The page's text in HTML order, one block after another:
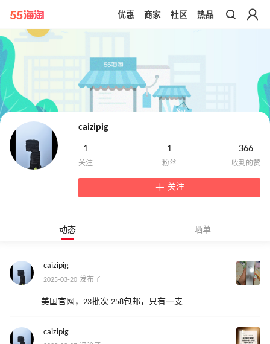
带你去官网买正品
优惠 商家 社区 热品
caizipig
1 1 366
关注
动态 晒单
caizipig
2025-03-20 发布了
美国官网，23批次 258包邮，只有一支
caizipig